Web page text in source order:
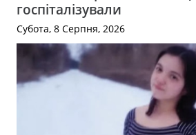
госпіталізували
Субота, 8 Серпня, 2026